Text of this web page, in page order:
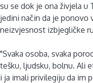
su se dok je ona živjela u
jedini način da je ponovo
neizvjesnost izbjegličke
"Svaka osoba, svaka
tešku, ljudsku, bolnu. Ali
i ja imali privilegiju da im